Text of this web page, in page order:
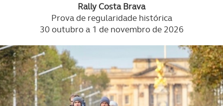
Rally Costa Brava
Prova de regularidade histórica
30 outubro a 1 de novembro de 2026